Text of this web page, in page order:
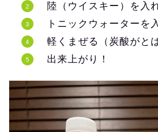
陸（ウイスキー）を入れ
トニックウォーターを
軽くまぜる（炭酸がと
出来上がり！